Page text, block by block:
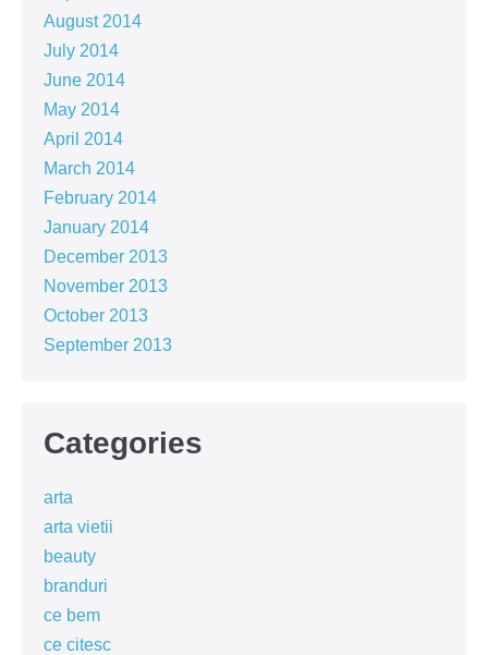
August 2014
July 2014
June 2014
May 2014
April 2014
March 2014
February 2014
January 2014
December 2013
November 2013
October 2013
September 2013
Categories
arta
arta vietii
beauty
branduri
ce bem
ce citesc